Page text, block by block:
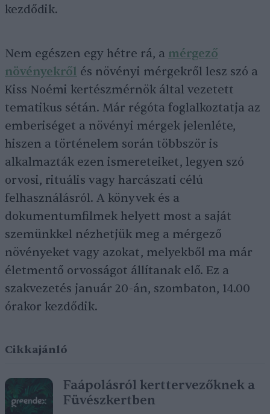
kezdődik.
Nem egészen egy hétre rá, a mérgező
növényekről és növényi mérgekről lesz szó a
Kiss Noémi kertészmérnök által vezetett
tematikus sétán. Már régóta foglalkoztatja az
emberiséget a növényi mérgek jelenléte,
hiszen a történelem során többször is
alkalmazták ezen ismereteiket, legyen szó
orvosi, rituális vagy harcászati célú
felhasználásról. A könyvek és a
dokumentumfilmek helyett most a saját
szemünkkel nézhetjük meg a mérgező
növényeket vagy azokat, melyekből ma már
életmentő orvosságot állítanak elő. Ez a
szakvezetés január 20-án, szombaton, 14.00
órakor kezdődik.
Cikkajánló
Faápolásról kerttervezőknek a
Füvészkertben